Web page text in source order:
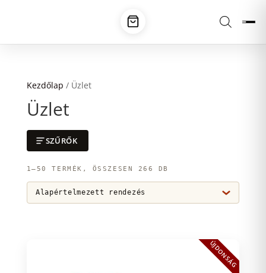
Kezdőlap / Üzlet
Üzlet
SZŰRŐK
1–50 TERMÉK, ÖSSZESEN 266 DB
ÚJDONSÁG